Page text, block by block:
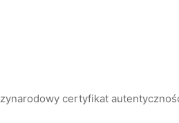
certyfikat